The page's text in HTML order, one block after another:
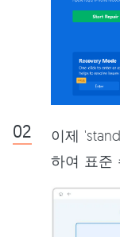
이제
하여 표준